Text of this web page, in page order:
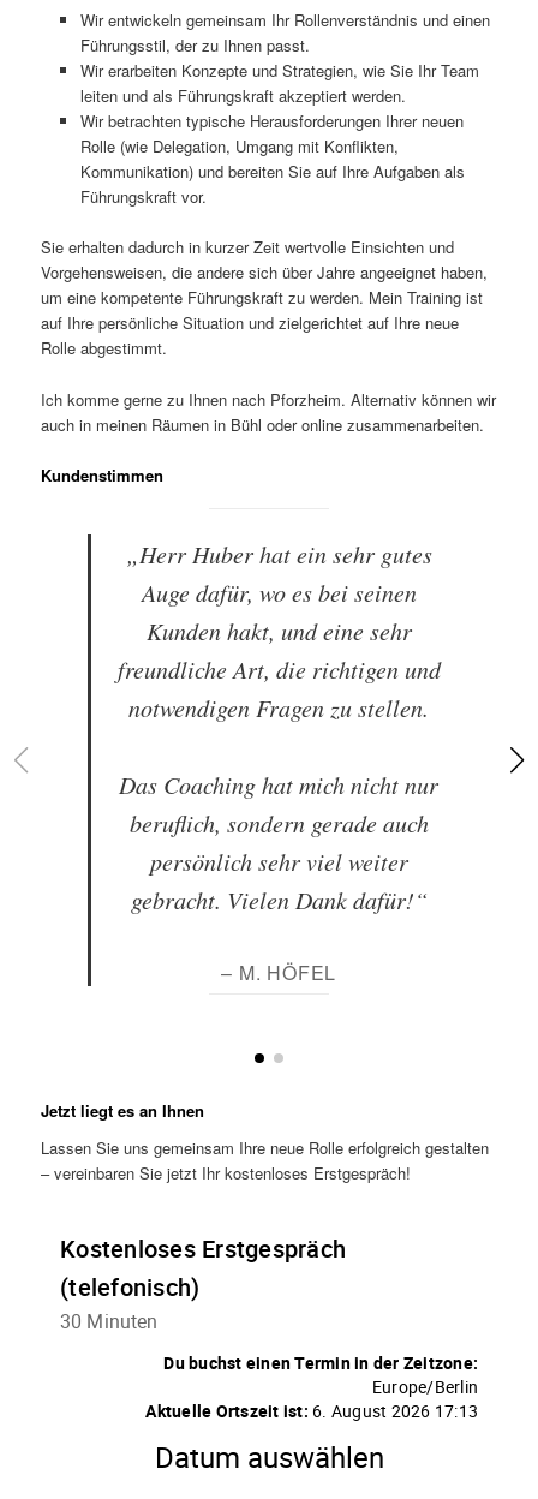
Wir entwickeln gemeinsam Ihr Rollenverständnis und einen
Führungsstil, der zu Ihnen passt.
Wir erarbeiten Konzepte und Strategien, wie Sie Ihr Team
leiten und als Führungskraft akzeptiert werden.
Wir betrachten typische Herausforderungen Ihrer neuen
Rolle (wie Delegation, Umgang mit Konflikten,
Kommunikation) und bereiten Sie auf Ihre Aufgaben als
Führungskraft vor.
Sie erhalten dadurch in kurzer Zeit wertvolle Einsichten und
Vorgehensweisen, die andere sich über Jahre angeeignet haben,
um eine kompetente Führungskraft zu werden. Mein Training ist
auf Ihre persönliche Situation und zielgerichtet auf Ihre neue
Rolle abgestimmt.
Ich komme gerne zu Ihnen nach Pforzheim. Alternativ können wir
auch in meinen Räumen in Bühl oder online zusammenarbeiten.
Kundenstimmen
„Herr Huber hat ein sehr gutes
Auge dafür, wo es bei seinen
Kunden hakt, und eine sehr
freundliche Art, die richtigen und
notwendigen Fragen zu stellen.
Das Coaching hat mich nicht nur
beruflich, sondern gerade auch
persönlich sehr viel weiter
gebracht. Vielen Dank dafür!“
– M. HÖFEL
Jetzt liegt es an Ihnen
Lassen Sie uns gemeinsam Ihre neue Rolle erfolgreich gestalten
– vereinbaren Sie jetzt Ihr kostenloses Erstgespräch!